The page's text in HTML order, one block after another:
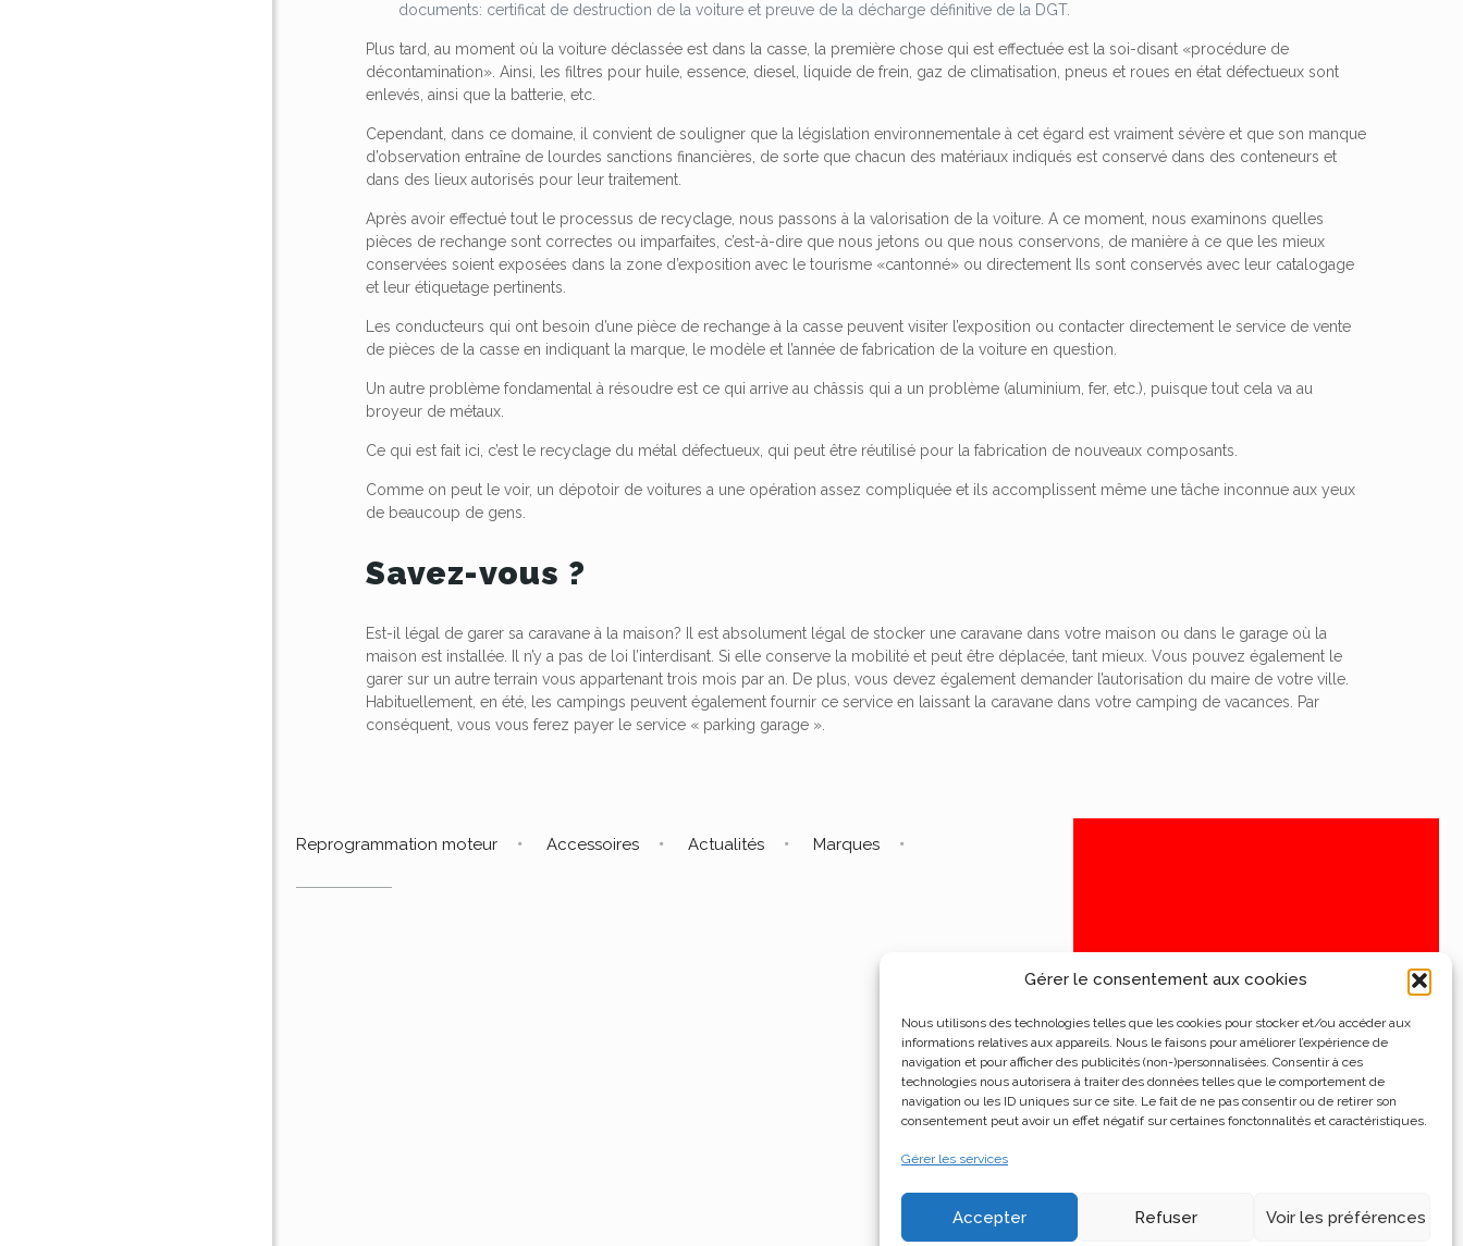
Gérer le consentement aux cookies
Nous utilisons des technologies telles que les cookies pour stocker et/ou accéder aux
informations relatives aux appareils. Nous le faisons pour améliorer l’expérience de
navigation et pour afficher des publicités (non-)personnalisées. Consentir à ces
technologies nous autorisera à traiter des données telles que le comportement de
navigation ou les ID uniques sur ce site. Le fait de ne pas consentir ou de retirer son
consentement peut avoir un effet négatif sur certaines fonctonnalités et caractéristiques.
Gérer les services
Accepter Refuser Voir les préférences
documents: certificat de destruction de la voiture et preuve de la décharge définitive de la DGT.
Plus tard, au moment où la voiture déclassée est dans la casse, la première chose qui est effectuée est la soi-disant «procédure de
décontamination». Ainsi, les filtres pour huile, essence, diesel, liquide de frein, gaz de climatisation, pneus et roues en état défectueux sont
enlevés, ainsi que la batterie, etc.
Cependant, dans ce domaine, il convient de souligner que la législation environnementale à cet égard est vraiment sévère et que son manque
d’observation entraîne de lourdes sanctions financières, de sorte que chacun des matériaux indiqués est conservé dans des conteneurs et
dans des lieux autorisés pour leur traitement.
Après avoir effectué tout le processus de recyclage, nous passons à la valorisation de la voiture. A ce moment, nous examinons quelles
pièces de rechange sont correctes ou imparfaites, c’est-à-dire que nous jetons ou que nous conservons, de manière à ce que les mieux
conservées soient exposées dans la zone d’exposition avec le tourisme «cantonné» ou directement Ils sont conservés avec leur catalogage
et leur étiquetage pertinents.
Les conducteurs qui ont besoin d’une pièce de rechange à la casse peuvent visiter l’exposition ou contacter directement le service de vente
de pièces de la casse en indiquant la marque, le modèle et l’année de fabrication de la voiture en question.
Un autre problème fondamental à résoudre est ce qui arrive au châssis qui a un problème (aluminium, fer, etc.), puisque tout cela va au
broyeur de métaux.
Ce qui est fait ici, c’est le recyclage du métal défectueux, qui peut être réutilisé pour la fabrication de nouveaux composants.
Comme on peut le voir, un dépotoir de voitures a une opération assez compliquée et ils accomplissent même une tâche inconnue aux yeux
de beaucoup de gens.
Savez-vous ?
Est-il légal de garer sa caravane à la maison? Il est absolument légal de stocker une caravane dans votre maison ou dans le garage où la
maison est installée. Il n’y a pas de loi l’interdisant. Si elle conserve la mobilité et peut être déplacée, tant mieux. Vous pouvez également le
garer sur un autre terrain vous appartenant trois mois par an. De plus, vous devez également demander l’autorisation du maire de votre ville.
Habituellement, en été, les campings peuvent également fournir ce service en laissant la caravane dans votre camping de vacances. Par
conséquent, vous vous ferez payer le service « parking garage ».
Reprogrammation moteur Accessoires Actualités Marques